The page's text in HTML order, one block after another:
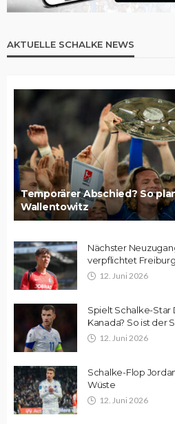
AKTUELLE SCHALKE NEWS
Temporärer Abschied? So
Wallentowitz
Nächster
verpflichtet
12. Juni 2026
Spielt Schalke-
Kanada? So ist der
12. Juni 2026
Schalke-Flop
Wüste
12. Juni 2026